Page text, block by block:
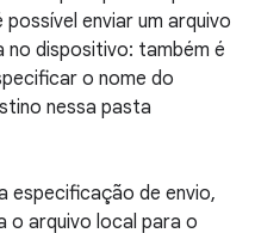
possível enviar um arquivo
no dispositivo: também é
o nome do
nessa pasta
especificação de envio,
o arquivo local para o